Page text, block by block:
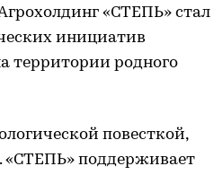
«СТЕПЬ» стал
инициатив
территории родного
повесткой,
«СТЕПЬ» поддерживает